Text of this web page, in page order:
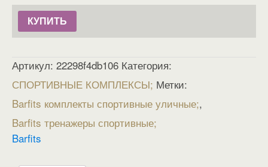
КУПИТЬ
Артикул: 22298f4db106 Категория:
СПОРТИВНЫЕ КОМПЛЕКСЫ Метки:
Barfits комплекты спортивные уличные ,
Barfits тренажеры спортивные
Barfits